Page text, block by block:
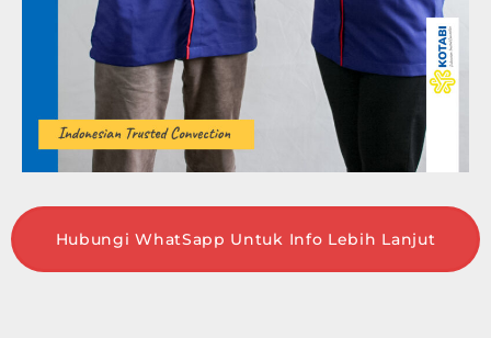
Hubungi WhatSapp Untuk Info Lebih Lanjut